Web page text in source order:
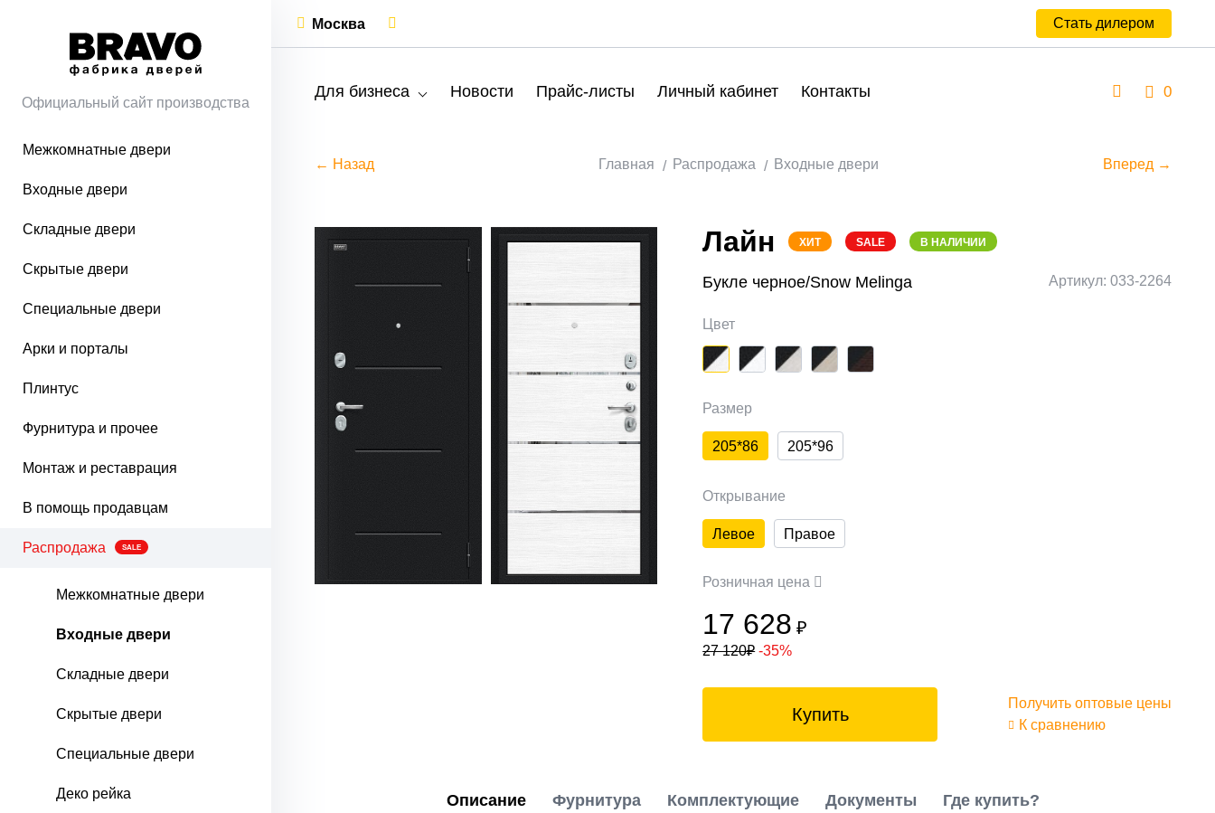
Официальный сайт производства
Межкомнатные двери
Входные двери
Складные двери
Скрытые двери
Специальные двери
Арки и порталы
Плинтус
Фурнитура и прочее
Монтаж и реставрация
В помощь продавцам
Распродажа SALE
Межкомнатные двери
Входные двери
Складные двери
Скрытые двери
Специальные двери
Деко рейка
Москва Стать дилером
Для бизнеса Новости Прайс-листы Личный кабинет Контакты 0
← Назад Главная Распродажа Входные двери Вперед →
Лайн ХИТ SALE В НАЛИЧИИ
Букле черное/Snow Melinga Артикул: 033-2264
Цвет
Размер
205*86 205*96
Открывание
Левое Правое
Розничная цена
17 628 ₽
27 120₽ -35%
Купить
Получить оптовые цены
К сравнению
Описание Фурнитура Комплектующие Документы Где купить?